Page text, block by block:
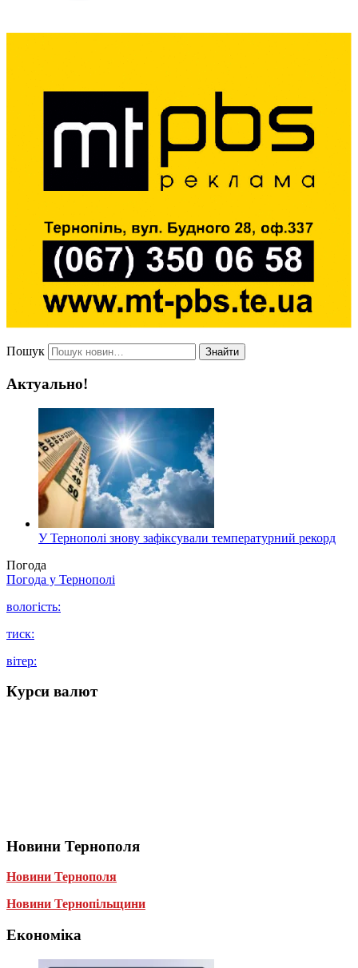
Пошук Знайти
Актуально!
У Тернополі знову зафіксували температурний рекорд
Погода
Погода у Тернополі
вологість:
тиск:
вітер:
Курси валют
Новини Тернополя
Новини Тернополя
Новини Тернопільщини
Економіка